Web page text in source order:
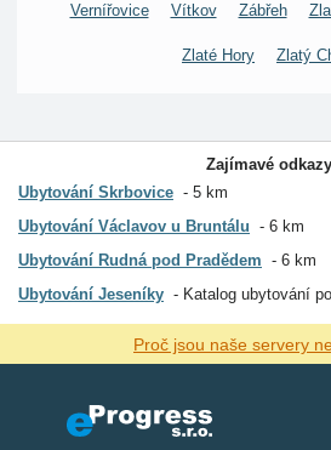
Vernířovice Vítkov Zábřeh
Zlaté Hory Zlatý
Zajímavé
Ubytování Skrbovice
5 km
Ubytování Václavov u Bruntálu
6 km
Ubytování Rudná pod Pradědem
6 km
Ubytování Jeseníky
Katalog ubytování
Proč jsou naše servery